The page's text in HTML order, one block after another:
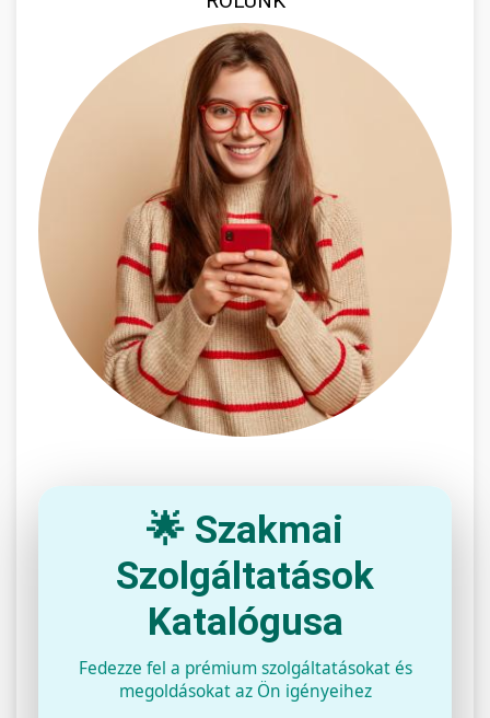
🌟 Szakmai
Szolgáltatások
Katalógusa
Fedezze fel a prémium szolgáltatásokat és
megoldásokat az Ön igényeihez